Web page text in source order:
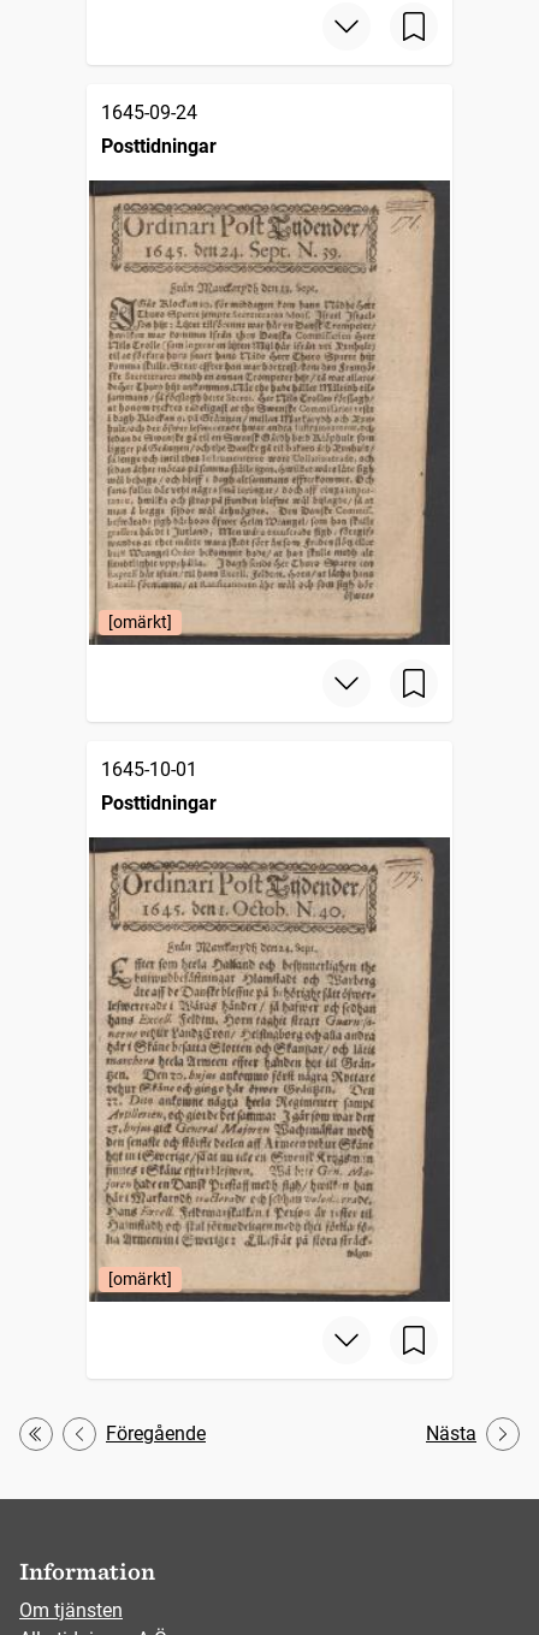
1645-09-24
Posttidningar
[omärkt]
1645-10-01
Posttidningar
[omärkt]
Första
Föregående Nästa
Information
Om tjänsten